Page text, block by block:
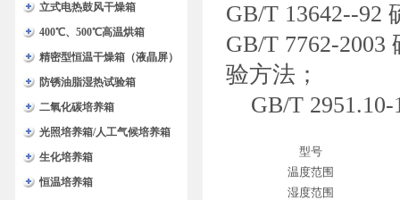
立式电热鼓风干燥箱
400℃、500℃高温烘箱
精密型恒温干燥箱（液晶屏）
防锈油脂湿热试验箱
二氧化碳培养箱
光照培养箱/人工气候培养箱
生化培养箱
恒温培养箱
GB/T 13642--92
GB/T 7762-
验方法；
GB/T 2951.10-
型号
温度范围
湿度范围